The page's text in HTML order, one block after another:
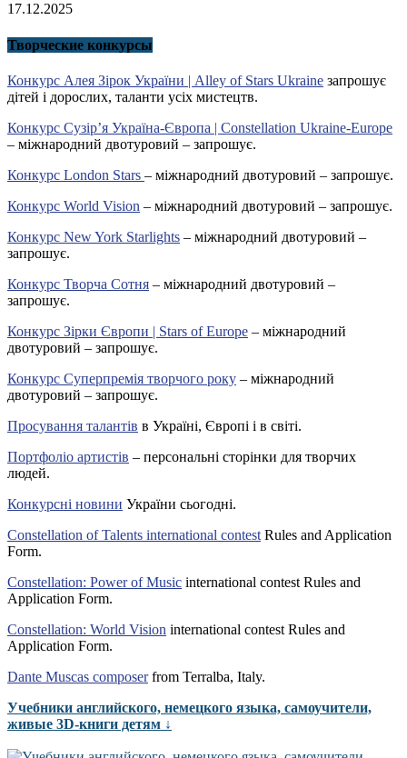
17.12.2025
Творческие конкурсы
Конкурс Алея Зірок України | Alley of Stars Ukraine запрошує
дітей і дорослих, таланти усіх мистецтв.
Конкурс Сузір’я Україна-Європа | Constellation Ukraine-Europe
– міжнародний двотуровий – запрошує.
Конкурс London Stars – міжнародний двотуровий – запрошує.
Конкурс World Vision – міжнародний двотуровий – запрошує.
Конкурс New York Starlights – міжнародний двотуровий –
запрошує.
Конкурс Творча Сотня – міжнародний двотуровий –
запрошує.
Конкурс Зірки Європи | Stars of Europe – міжнародний
двотуровий – запрошує.
Конкурс Суперпремія творчого року – міжнародний
двотуровий – запрошує.
Просування талантів в Україні, Європі і в світі.
Портфоліо артистів – персональні сторінки для творчих
людей.
Конкурсні новини України сьогодні.
Constellation of Talents international contest Rules and Application
Form.
Constellation: Power of Music international contest Rules and
Application Form.
Constellation: World Vision international contest Rules and
Application Form.
Dante Muscas composerfrom Terralba, Italy.
Учебники английского, немецкого языка, самоучители,
живые 3D-книги детям ↓